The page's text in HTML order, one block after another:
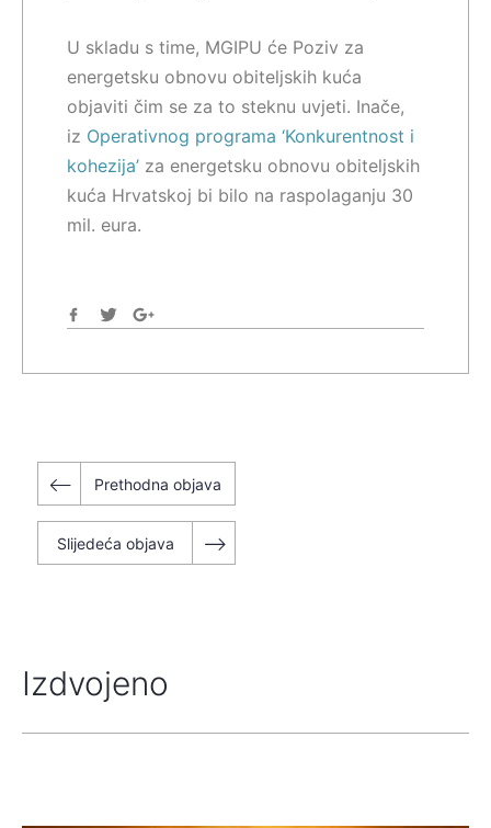
U skladu s time, MGIPU će Poziv za
energetsku obnovu obiteljskih kuća
objaviti čim se za to steknu uvjeti. Inače,
iz Operativnog programa ‘Konkurentnost i
kohezija’ za energetsku obnovu obiteljskih
kuća Hrvatskoj bi bilo na raspolaganju 30
mil. eura.
Navigacija
objava
Prethodna objava
Slijedeća objava
Izdvojeno